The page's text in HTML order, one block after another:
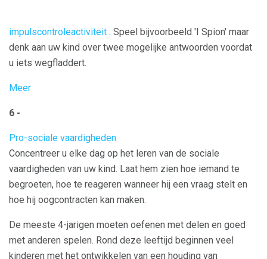
impulscontroleactiviteit . Speel bijvoorbeeld 'I Spion' maar
denk aan uw kind over twee mogelijke antwoorden voordat
u iets wegfladdert.
Meer
6 -
Pro-sociale vaardigheden
Concentreer u elke dag op het leren van de sociale
vaardigheden van uw kind. Laat hem zien hoe iemand te
begroeten, hoe te reageren wanneer hij een vraag stelt en
hoe hij oogcontracten kan maken.
De meeste 4-jarigen moeten oefenen met delen en goed
met anderen spelen. Rond deze leeftijd beginnen veel
kinderen met het ontwikkelen van een houding van